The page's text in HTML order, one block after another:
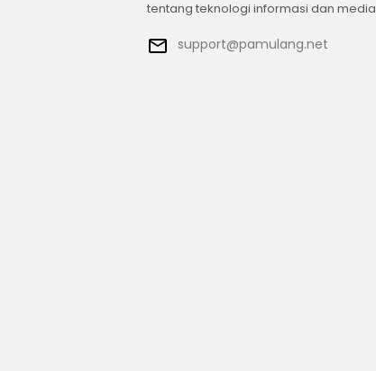
tentang teknologi informasi dan
support@pamulang.net